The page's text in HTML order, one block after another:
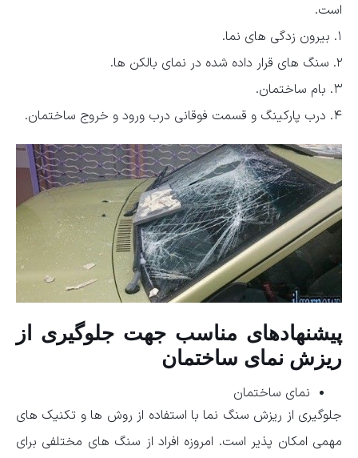
است.
۱. بیرون زدگی های نما.
۲. سنگ های قرار داده شده در نمای بالکن ها.
۳. بام ساختمان.
۴. درب پارکینگ و قسمت فوقانی درب ورود و خروج ساختمان.
پیشنهادهای مناسب جهت جلوگیری از
ریزش نمای ساختمان
نمای ساختمان
جلوگیری از ریزش سنگ نما با استفاده از روش ها و تکنیک های
مهمی امکان پذیر است. امروزه افراد از سنگ های مختلفی برای